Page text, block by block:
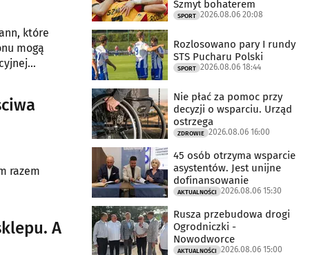
które
mogą
razem
A
Szmyt bohaterem
SPORT 2026.08.06 20:08
Rozlosowano pary I rundy
STS Pucharu Polski
SPORT 2026.08.06 18:44
Nie płać za pomoc przy
decyzji o wsparciu. Urząd
ostrzega
ZDROWIE 2026.08.06 16:00
45 osób otrzyma wsparcie
asystentów. Jest unijne
dofinansowanie
AKTUALNOŚCI 2026.08.06 15:30
Rusza przebudowa drogi
Ogrodniczki -
Nowodworce
AKTUALNOŚCI 2026.08.06 15:00